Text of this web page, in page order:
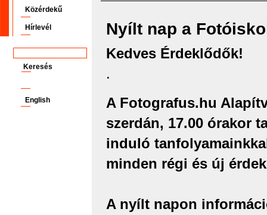
Közérdekű
Hírlevél
English
Nyílt nap a
Kedves Érdeklődők!
.
A Fotografus.hu
szerdán, 17.00
induló
minden régi és új
A nyílt napon